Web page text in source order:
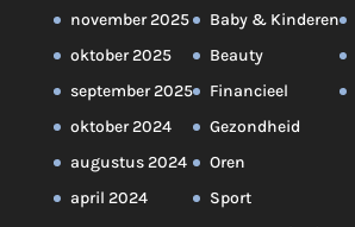
november 2025
oktober 2025
september 2025
oktober 2024
augustus 2024
april 2024
Baby & Kinderen
Beauty
Financieel
Gezondheid
Oren
Sport